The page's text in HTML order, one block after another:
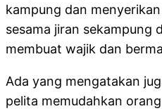
kampung dan
sesama jiran sekampung
membuat wajik dan
Ada yang mengatakan
pelita memudahkan